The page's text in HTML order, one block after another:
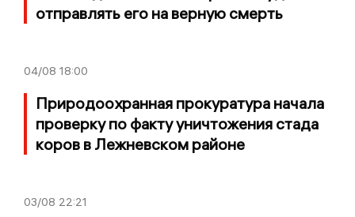
отправлять его на верную смерть
04/08 18:00
Природоохранная прокуратура начала
проверку по факту уничтожения стада
коров в Лежневском районе
03/08 22:21